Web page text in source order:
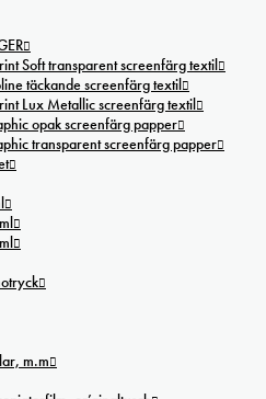
Soft transparent screenfärg textil
täckande screenfärg textil
Lux Metallic screenfärg textil
opak screenfärg papper
transparent screenfärg papper
m.m